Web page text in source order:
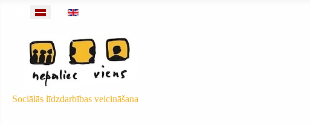
Barotnes objekti
Izvēlieties valodu
Sociālās līdzdarbības veicināšana